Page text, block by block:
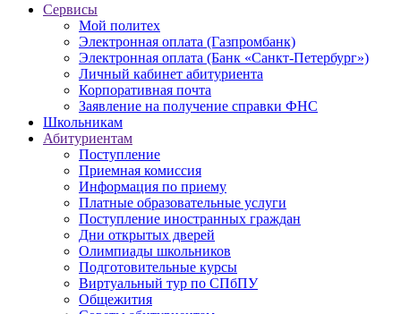
Сервисы
Мой политех
Электронная оплата (Газпромбанк)
Электронная оплата (Банк «Санкт-Петербург»)
Личный кабинет абитуриента
Корпоративная почта
Заявление на получение справки ФНС
Школьникам
Абитуриентам
Поступление
Приемная комиссия
Информация по приему
Платные образовательные услуги
Поступление иностранных граждан
Дни открытых дверей
Олимпиады школьников
Подготовительные курсы
Виртуальный тур по СПбПУ
Общежития